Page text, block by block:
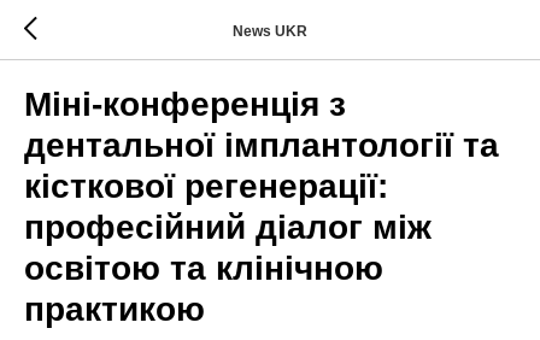
News UKR
Міні-конференція з
дентальної імплантології та
кісткової регенерації:
професійний діалог між
освітою та клінічною
практикою